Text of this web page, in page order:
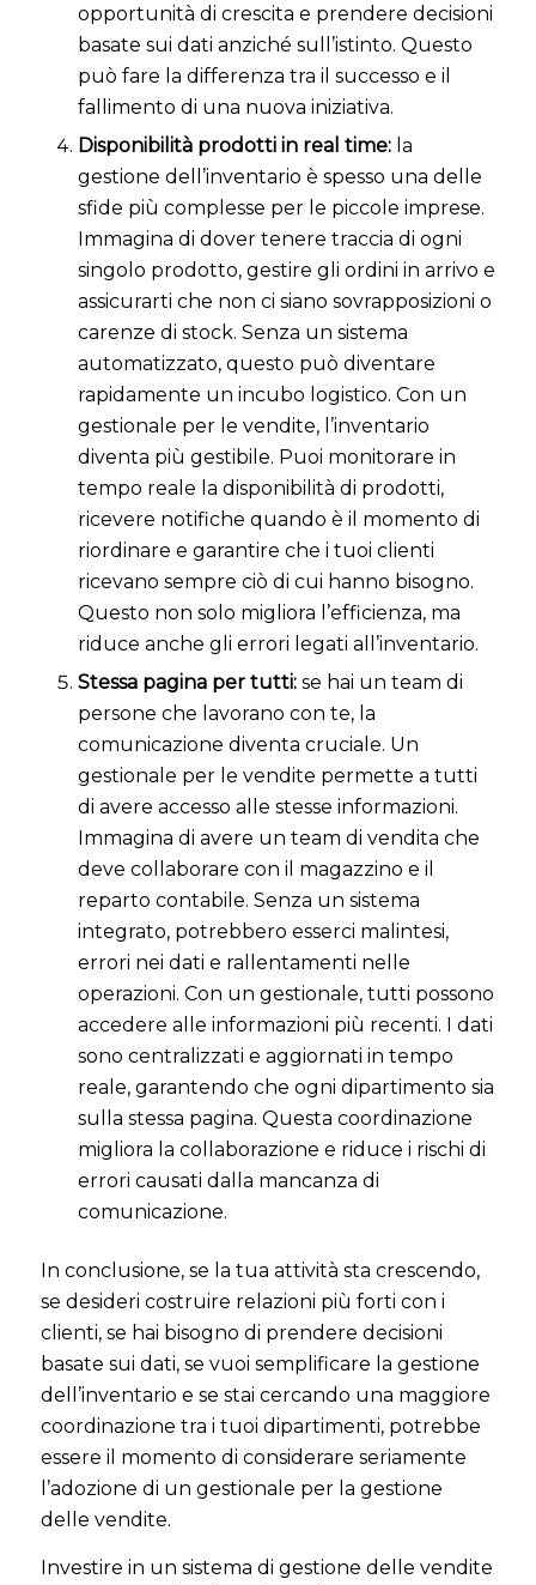
opportunità di crescita e prendere decisioni
basate sui dati anziché sull’istinto. Questo
può fare la differenza tra il successo e il
fallimento di una nuova iniziativa.
Disponibilità prodotti in real time: la
gestione dell’inventario è spesso una delle
sfide più complesse per le piccole imprese.
Immagina di dover tenere traccia di ogni
singolo prodotto, gestire gli ordini in arrivo e
assicurarti che non ci siano sovrapposizioni o
carenze di stock. Senza un sistema
automatizzato, questo può diventare
rapidamente un incubo logistico. Con un
gestionale per le vendite, l’inventario
diventa più gestibile. Puoi monitorare in
tempo reale la disponibilità di prodotti,
ricevere notifiche quando è il momento di
riordinare e garantire che i tuoi clienti
ricevano sempre ciò di cui hanno bisogno.
Questo non solo migliora l’efficienza, ma
riduce anche gli errori legati all’inventario.
Stessa pagina per tutti: se hai un team di
persone che lavorano con te, la
comunicazione diventa cruciale. Un
gestionale per le vendite permette a tutti
di avere accesso alle stesse informazioni.
Immagina di avere un team di vendita che
deve collaborare con il magazzino e il
reparto contabile. Senza un sistema
integrato, potrebbero esserci malintesi,
errori nei dati e rallentamenti nelle
operazioni. Con un gestionale, tutti possono
accedere alle informazioni più recenti. I dati
sono centralizzati e aggiornati in tempo
reale, garantendo che ogni dipartimento sia
sulla stessa pagina. Questa coordinazione
migliora la collaborazione e riduce i rischi di
errori causati dalla mancanza di
comunicazione.
In conclusione, se la tua attività sta crescendo,
se desideri costruire relazioni più forti con i
clienti, se hai bisogno di prendere decisioni
basate sui dati, se vuoi semplificare la gestione
dell’inventario e se stai cercando una maggiore
coordinazione tra i tuoi dipartimenti, potrebbe
essere il momento di considerare seriamente
l’adozione di un gestionale per la gestione
delle vendite.
Investire in un sistema di gestione delle vendite